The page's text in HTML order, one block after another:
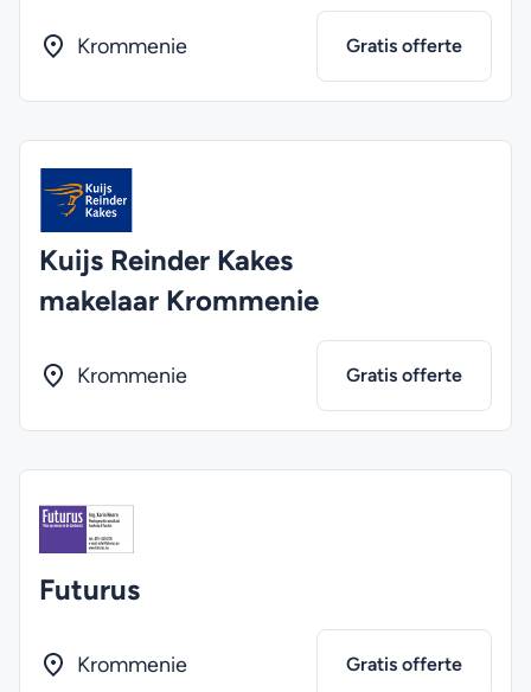
Krommenie Gratis offerte
Kuijs Reinder Kakes
makelaar Krommenie
Krommenie Gratis offerte
Futurus
Krommenie Gratis offerte